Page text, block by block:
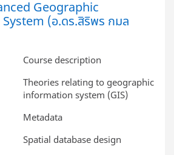
Geographic
(อ.ดร.สิริพร กมล
Course description
Theories relating to geographic
information system (GIS)
Metadata
Spatial database design